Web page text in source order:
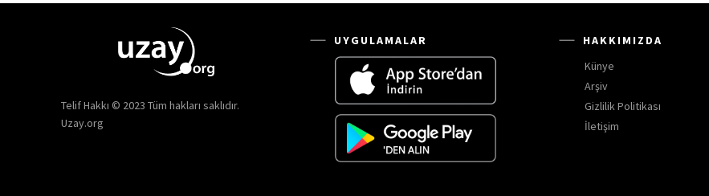
Telif Hakkı © 2023 Tüm hakları saklıdır.
Uzay.org
UYGULAMALAR
HAKKIMIZDA
Künye
Arşiv
Gizlilik Politikası
İletişim